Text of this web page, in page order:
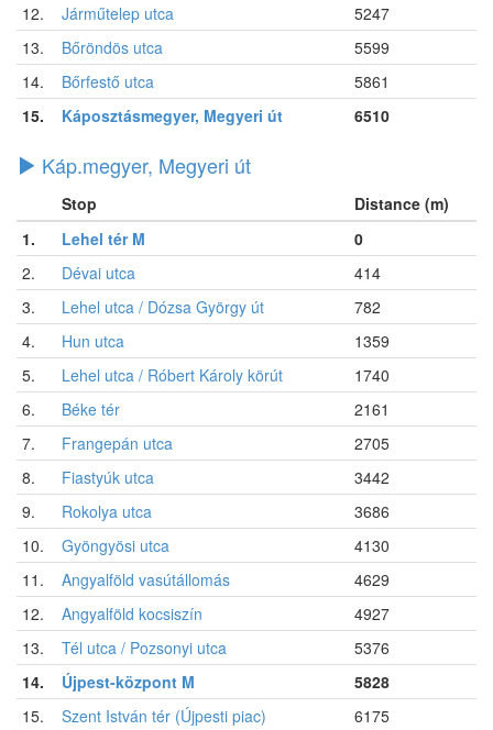
12.
Járműtelep utca
5247
13.
Bőröndös utca
5599
14.
Bőrfestő utca
5861
15.
Káposztásmegyer, Megyeri út 6510
Káp.megyer, Megyeri út
Stop
Distance (m)
1.
Lehel tér M
0
2.
Dévai utca
414
3.
Lehel utca / Dózsa György út
782
4.
Hun utca
1359
5.
Lehel utca / Róbert Károly körút
1740
6.
Béke tér
2161
7.
Frangepán utca
2705
8.
Fiastyúk utca
3442
9.
Rokolya utca
3686
10.
Gyöngyösi utca
4130
11.
Angyalföld vasútállomás
4629
12.
Angyalföld kocsiszín
4927
13.
Tél utca / Pozsonyi utca
5376
14.
Újpest-központ M
5828
15.
Szent István tér (Újpesti piac)
6175